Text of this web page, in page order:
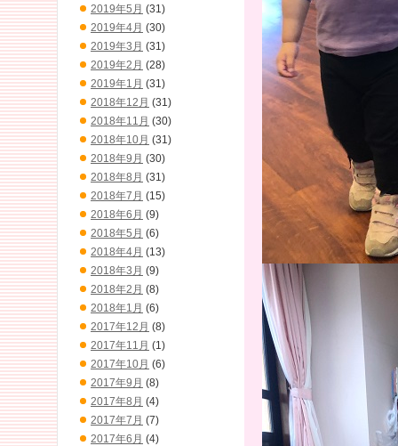
2019年5月 (31)
2019年4月 (30)
2019年3月 (31)
2019年2月 (28)
2019年1月 (31)
2018年12月 (31)
2018年11月 (30)
2018年10月 (31)
2018年9月 (30)
2018年8月 (31)
2018年7月 (15)
2018年6月 (9)
2018年5月 (6)
2018年4月 (13)
2018年3月 (9)
2018年2月 (8)
2018年1月 (6)
2017年12月 (8)
2017年11月 (1)
2017年10月 (6)
2017年9月 (8)
2017年8月 (4)
2017年7月 (7)
2017年6月 (4)